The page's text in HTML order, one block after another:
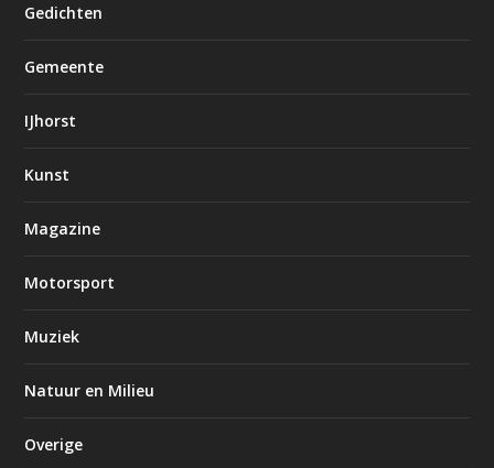
Gedichten
Gemeente
IJhorst
Kunst
Magazine
Motorsport
Muziek
Natuur en Milieu
Overige